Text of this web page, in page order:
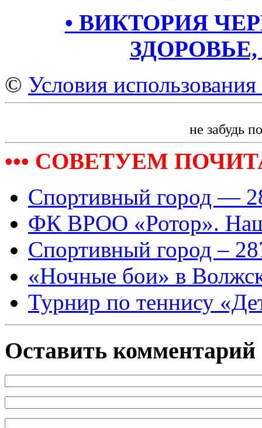
• ВИКТОРИЯ
© Условия
не забудь
••• СОВЕТУЕМ
Спортивный город —
ФК ВРОО «Ротор».
Спортивный город –
«Ночные бои» в
Турнир по теннису
Оставить комментарий